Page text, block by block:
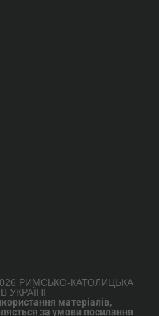
РИМСЬКО-КАТОЛИЦЬКА
УКРАЇНІ
матеріалів,
за умови посилання